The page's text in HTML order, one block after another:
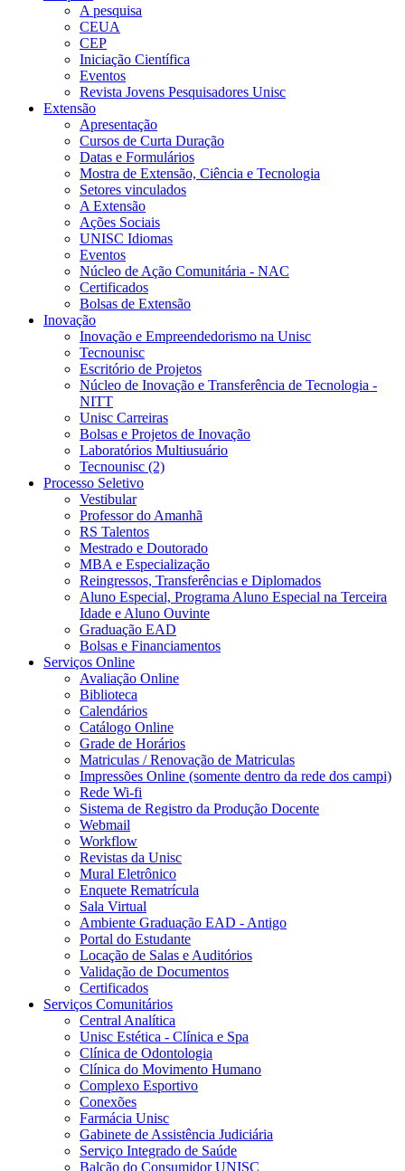
A pesquisa
CEUA
CEP
Iniciação Científica
Eventos
Revista Jovens Pesquisadores Unisc
Extensão
Apresentação
Cursos de Curta Duração
Datas e Formulários
Mostra de Extensão, Ciência e Tecnologia
Setores vinculados
A Extensão
Ações Sociais
UNISC Idiomas
Eventos
Núcleo de Ação Comunitária - NAC
Certificados
Bolsas de Extensão
Inovação
Inovação e Empreendedorismo na Unisc
Tecnounisc
Escritório de Projetos
Núcleo de Inovação e Transferência de Tecnologia -
NITT
Unisc Carreiras
Bolsas e Projetos de Inovação
Laboratórios Multiusuário
Tecnounisc (2)
Processo Seletivo
Vestibular
Professor do Amanhã
RS Talentos
Mestrado e Doutorado
MBA e Especialização
Reingressos, Transferências e Diplomados
Aluno Especial, Programa Aluno Especial na Terceira
Idade e Aluno Ouvinte
Graduação EAD
Bolsas e Financiamentos
Serviços Online
Avaliação Online
Biblioteca
Calendários
Catálogo Online
Grade de Horários
Matriculas / Renovação de Matriculas
Impressões Online (somente dentro da rede dos campi)
Rede Wi-fi
Sistema de Registro da Produção Docente
Webmail
Workflow
Revistas da Unisc
Mural Eletrônico
Enquete Rematrícula
Sala Virtual
Ambiente Graduação EAD - Antigo
Portal do Estudante
Locação de Salas e Auditórios
Validação de Documentos
Certificados
Serviços Comunitários
Central Analítica
Unisc Estética - Clínica e Spa
Clínica de Odontologia
Clínica do Movimento Humano
Complexo Esportivo
Conexões
Farmácia Unisc
Gabinete de Assistência Judiciária
Serviço Integrado de Saúde
Balcão do Consumidor UNISC